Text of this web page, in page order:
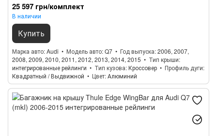
25 597 грн/комплект
В наличии
Купить
Марка авто Audi Модель авто Q7 Год выпуска 2006, 2007,
2008, 2009, 2010, 2011, 2012, 2013, 2014, 2015
Тип крыши
интегрированные рейлинги
Тип кузова Кроссовер
Профиль дуги
Квадратный / Выдвижной
Цвет Алюминий